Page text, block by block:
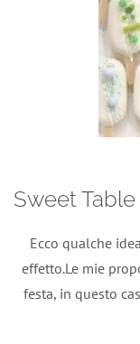
Sweet
Ecco qualche
effetto.Le mie
festa, in questo